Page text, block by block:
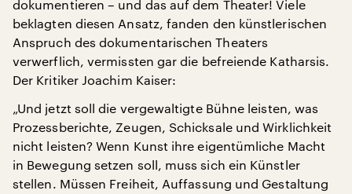
dokumentieren – und das auf dem Theater! Viele
beklagten diesen Ansatz, fanden den künstlerischen
Anspruch des dokumentarischen Theaters
verwerflich, vermissten gar die befreiende Katharsis.
Der Kritiker Joachim Kaiser:
„Und jetzt soll die vergewaltigte Bühne leisten, was
Prozessberichte, Zeugen, Schicksale und Wirklichkeit
nicht leisten? Wenn Kunst ihre eigentümliche Macht
in Bewegung setzen soll, muss sich ein Künstler
stellen. Müssen Freiheit, Auffassung und Gestaltung